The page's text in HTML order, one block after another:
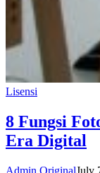
Lisensi
8 Fungsi
Era Digital
Admin OriginalJuly